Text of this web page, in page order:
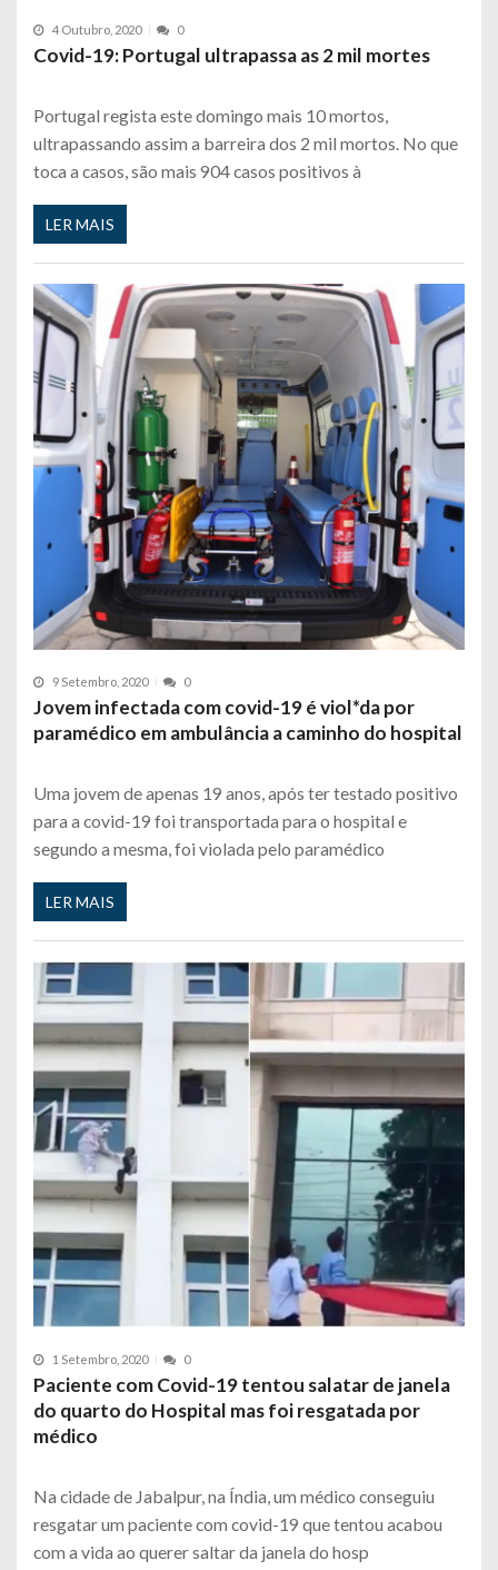
4 Outubro, 2020 0
Covid-19: Portugal ultrapassa as 2 mil mortes
Portugal regista este domingo mais 10 mortos,
ultrapassando assim a barreira dos 2 mil mortos. No que
toca a casos, são mais 904 casos positivos à
LER MAIS
9 Setembro, 2020 0
Jovem infectada com covid-19 é viol*da por
paramédico em ambulância a caminho do hospital
Uma jovem de apenas 19 anos, após ter testado positivo
para a covid-19 foi transportada para o hospital e
segundo a mesma, foi violada pelo paramédico
LER MAIS
1 Setembro, 2020 0
Paciente com Covid-19 tentou salatar de janela
do quarto do Hospital mas foi resgatada por
médico
Na cidade de Jabalpur, na Índia, um médico conseguiu
resgatar um paciente com covid-19 que tentou acabou
com a vida ao querer saltar da janela do hosp